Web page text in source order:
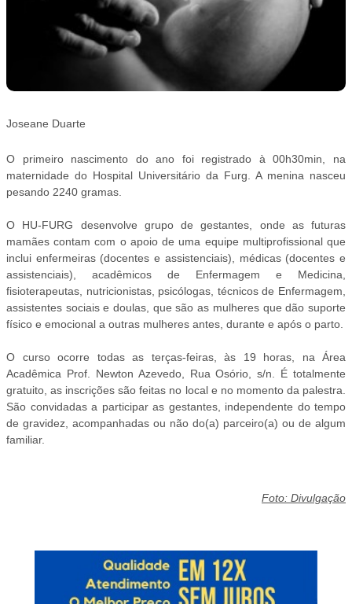
Joseane Duarte
O primeiro nascimento do ano foi registrado à 00h30min, na
maternidade do Hospital Universitário da Furg. A menina nasceu
pesando 2240 gramas.
O HU-FURG desenvolve grupo de gestantes, onde as futuras
mamães contam com o apoio de uma equipe multiprofissional que
inclui enfermeiras (docentes e assistenciais), médicas (docentes e
assistenciais), acadêmicos de Enfermagem e Medicina,
fisioterapeutas, nutricionistas, psicólogas, técnicos de Enfermagem,
assistentes sociais e doulas, que são as mulheres que dão suporte
físico e emocional a outras mulheres antes, durante e após o parto.
O curso ocorre todas as terças-feiras, às 19 horas, na Área
Acadêmica Prof. Newton Azevedo, Rua Osório, s/n. É totalmente
gratuito, as inscrições são feitas no local e no momento da palestra.
São convidadas a participar as gestantes, independente do tempo
de gravidez, acompanhadas ou não do(a) parceiro(a) ou de algum
familiar.
Foto: Divulgação